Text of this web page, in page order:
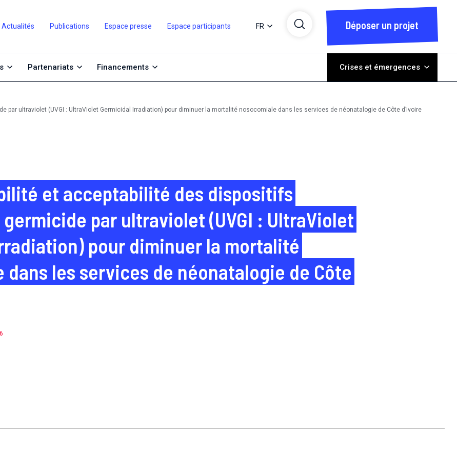
Actualités Publications Espace presse Espace participants FR Déposer un projet
Partenariats Financements Crises et émergences
par ultraviolet (UVGI : UltraViolet Germicidal Irradiation) pour diminuer la mortalité nosocomiale dans les services de néonatalogie de Côte d’Ivoire
et acceptabilité des dispositifs
par ultraviolet (UVGI : UltraViolet
pour diminuer la mortalité
dans les services de néonatalogie de Côte